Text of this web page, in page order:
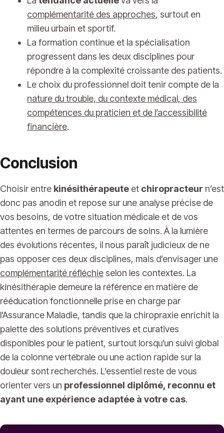
complémentarité des approches, surtout en
milieu urbain et sportif.
La formation continue et la spécialisation
progressent dans les deux disciplines pour
répondre à la complexité croissante des patients.
Le choix du professionnel doit tenir compte de la
nature du trouble, du contexte médical, des
compétences du praticien et de l’accessibilité
financière.
Conclusion
Choisir entre kinésithérapeute et chiropracteur n’est
donc pas anodin et repose sur une analyse précise de
vos besoins, de votre situation médicale et de vos
attentes en termes de parcours de soins. À la lumière
des évolutions récentes, il nous paraît judicieux de ne
pas opposer ces deux disciplines, mais d’envisager une
complémentarité réfléchie selon les contextes. La
kinésithérapie demeure la référence en matière de
rééducation fonctionnelle prise en charge par
l’Assurance Maladie, tandis que la chiropraxie enrichit la
palette des solutions préventives et curatives
disponibles pour le patient, surtout lorsqu’un suivi global
de la colonne vertébrale ou une action rapide sur la
douleur sont recherchés. L’essentiel reste de vous
orienter vers un professionnel diplômé, reconnu et
ayant une expérience adaptée à votre cas.